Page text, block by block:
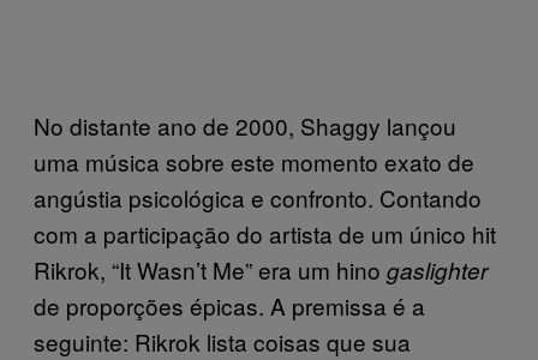
No distante ano de 2000, Shaggy lançou
uma música sobre este momento exato de
angústia psicológica e confronto. Contando
com a participação do artista de um único hit
Rikrok, “It Wasn’t Me” era um hino gaslighter
de proporções épicas. A premissa é a
seguinte: Rikrok lista coisas que sua